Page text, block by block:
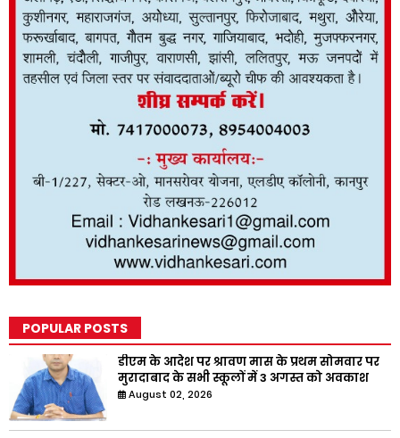
POPULAR POSTS
डीएम के आदेश पर श्रावण मास के प्रथम सोमवार पर
मुरादाबाद के सभी स्कूलों में 3 अगस्त को अवकाश
August 02, 2026